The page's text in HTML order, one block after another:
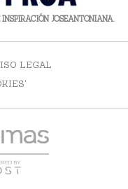
JOSEANTONIANA.
LEGAL